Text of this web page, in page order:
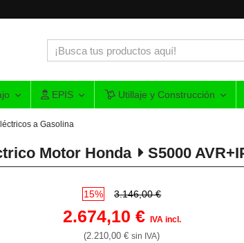
EPIS Utillaje y Construcción
a Gasolina
Motor Honda S5000
15% 3.146,00 €
2.674,10 € IVA incl.
(2.210,00 €sin IVA)